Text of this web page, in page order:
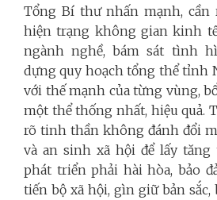
Tổng Bí thư nhấn mạnh, cần
hiện trạng không gian kinh
ngành nghề, bám sát tình
dựng quy hoạch tổng thể tỉnh
với thế mạnh của từng vùng,
một thể thống nhất, hiệu quả.
rõ tinh thần không đánh đổi
và an sinh xã hội để lấy tăng
phát triển phải hài hòa, bảo
tiến bộ xã hội, gìn giữ bản sắc,